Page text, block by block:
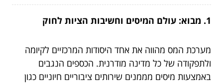
1. מבוא: עולם המיסים וחשיבות הציות לחוק
מערכת המס מהווה את אחד היסודות המרכזיים לקיומה
ולתפקודה של כל מדינה מודרנית. הכספים הנגבים
באמצעות מיסים מממנים שירותים ציבוריים חיוניים כגון